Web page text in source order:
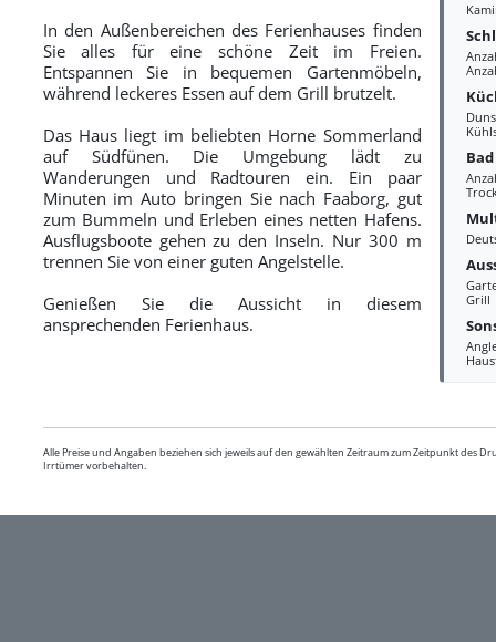
Bad
Grill
In den Außenbereichen des Ferienhauses finden
Sie alles für eine schöne Zeit im Freien.
Entspannen Sie in bequemen Gartenmöbeln,
während leckeres Essen auf dem Grill brutzelt.
Das Haus liegt im beliebten Horne Sommerland
auf Südfünen. Die Umgebung lädt zu
Wanderungen und Radtouren ein. Ein paar
Minuten im Auto bringen Sie nach Faaborg, gut
zum Bummeln und Erleben eines netten Hafens.
Ausflugsboote gehen zu den Inseln. Nur 300 m
trennen Sie von einer guten Angelstelle.
Genießen Sie die Aussicht in diesem
ansprechenden Ferienhaus.
Alle Preise und Angaben beziehen sich jeweils auf den gewählten Zeitraum zum Zeitpunkt des
Irrtümer vorbehalten.